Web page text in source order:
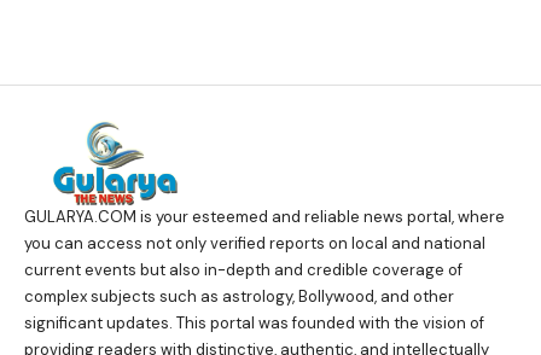
GULARYA.COM is your esteemed and reliable news portal, where
you can access not only verified reports on local and national
current events but also in-depth and credible coverage of
complex subjects such as astrology, Bollywood, and other
significant updates. This portal was founded with the vision of
providing readers with distinctive, authentic, and intellectually